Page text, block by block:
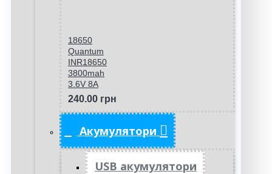
18650
Quantum
INR18650
3800mah
3.6V 8A
240.00 грн
Акумулятори
USB акумулятори